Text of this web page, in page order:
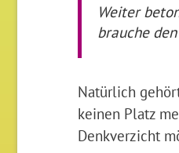
Weiter
brauche
Natürlich
keinen Platz
Denkverzicht